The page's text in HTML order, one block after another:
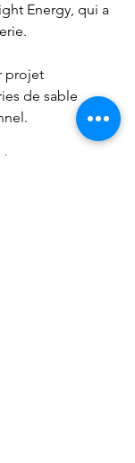
Energy, qui a
projet
de sable
batterie permet